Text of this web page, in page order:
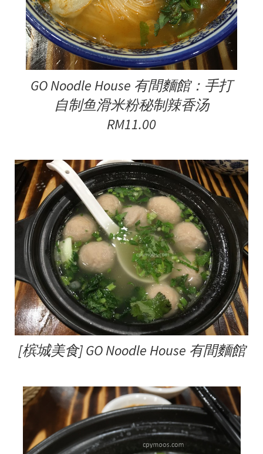
GO Noodle House 有間麵館：手打
自制鱼滑米粉秘制辣香汤
RM11.00
[槟城美食] GO Noodle House 有間麵館